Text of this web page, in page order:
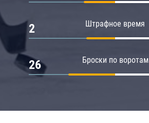
Штрафное время
2
Броски по воротам
26